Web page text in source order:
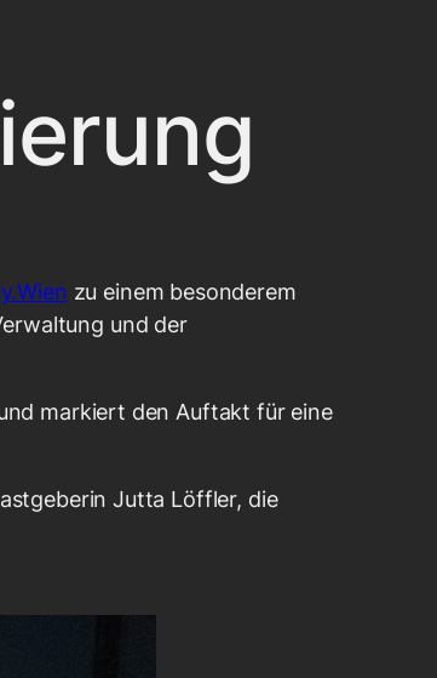
zu einem besonderem
und der
markiert den Auftakt für eine
Jutta Löffler, die